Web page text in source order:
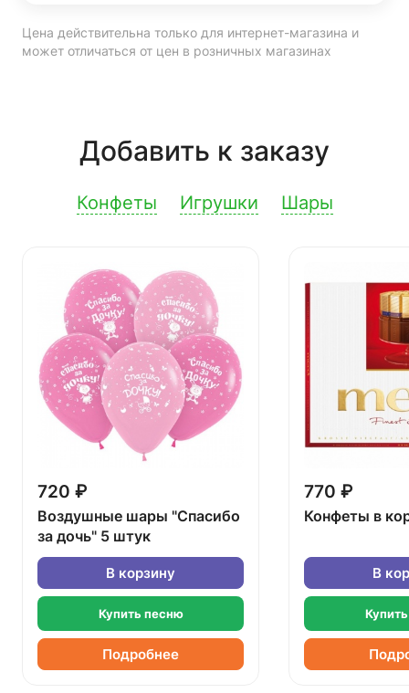
Цена действительна только для интернет-магазина и
может отличаться от цен в розничных магазинах
Добавить к заказу
Конфеты Игрушки Шары
720 ₽
Воздушные шары "Спасибо
за дочь" 5 штук
В корзину
Купить песню
Подробнее
770 ₽
Конфеты в
В